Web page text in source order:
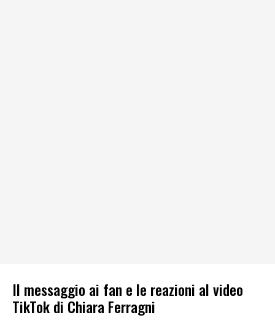
Il messaggio ai fan e le reazioni al video
TikTok di Chiara Ferragni